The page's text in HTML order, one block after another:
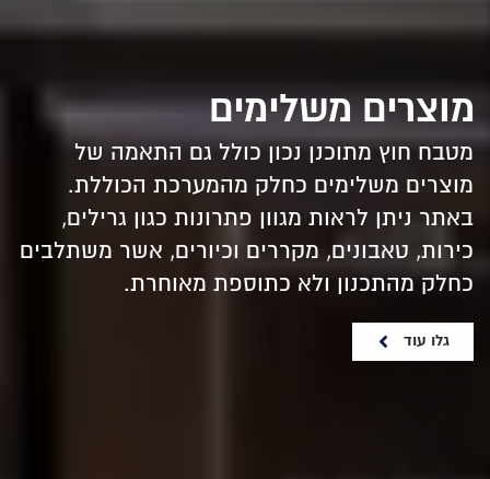
מוצרים משלימים
מטבח חוץ מתוכנן נכון כולל גם התאמה של
מוצרים משלימים כחלק מהמערכת הכוללת.
באתר ניתן לראות מגוון פתרונות כגון גרילים,
כירות, טאבונים, מקררים וכיורים, אשר משתלבים
כחלק מהתכנון ולא כתוספת מאוחרת.
גלו עוד